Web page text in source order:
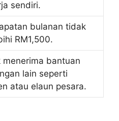
sendiri.
bulanan tidak
RM1,500.
menerima bantuan
lain seperti
atau elaun pesara.